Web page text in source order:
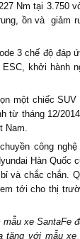
Nm tại 3.750
ồn và giảm
3 chế độ đáp
khởi hành
một chiếc
tháng 12/
Nam.
công
Hàn
và chắc chắn.
tới cho thị
mẫu xe
với mẫu